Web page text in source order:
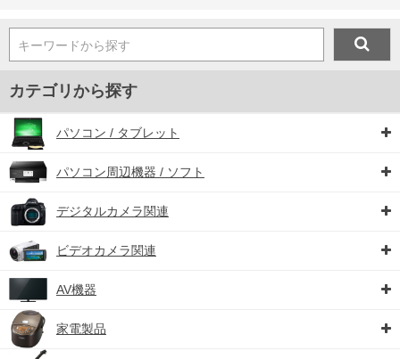
キーワードから探す
カテゴリから探す
パソコン / タブレット
パソコン周辺機器 / ソフト
デジタルカメラ関連
ビデオカメラ関連
AV機器
家電製品